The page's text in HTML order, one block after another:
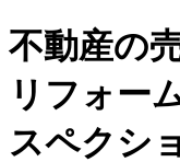
不動産の
リフォー
スペクシ